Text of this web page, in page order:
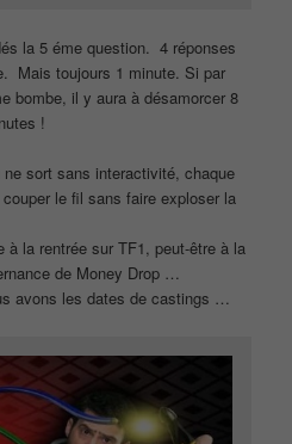
la 5 éme question. 4 réponses
Mais toujours 1 minute. Si par
bombe, il y aura à désamorcer 8
!
sort sans interactivité, chaque
le fil sans faire exploser la
à la rentrée sur TF1, peut-être à la
de Money Drop …
avons les dates de castings …